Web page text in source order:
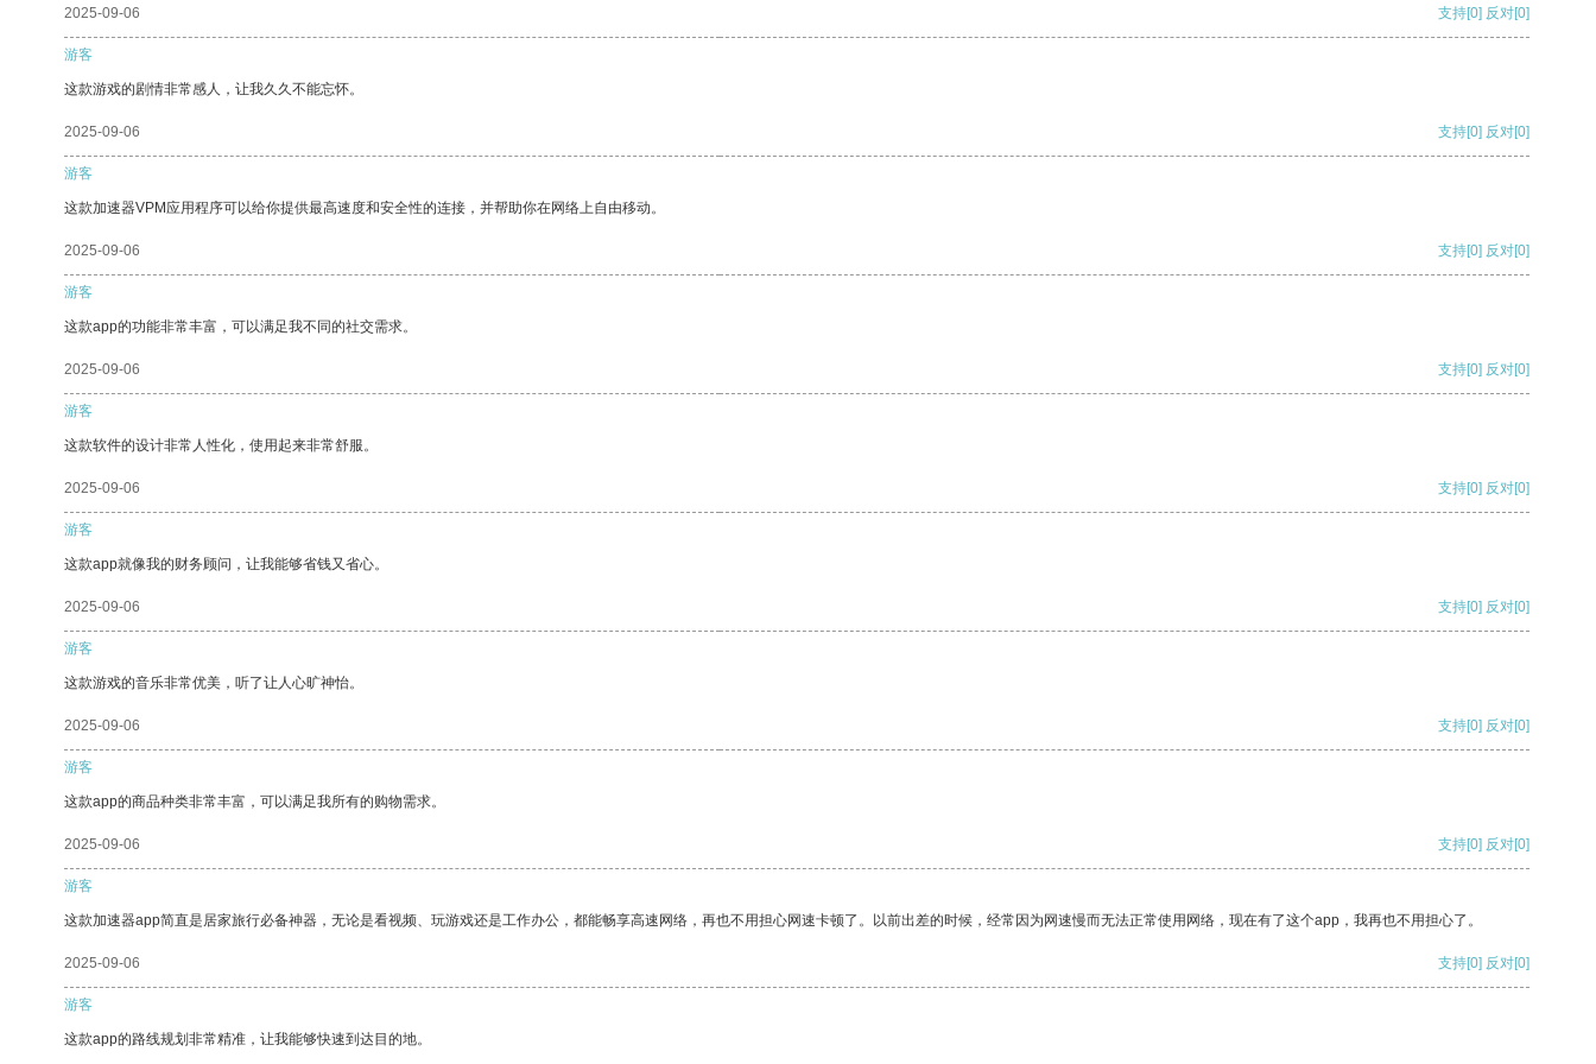
2025-09-06 支持[0] 反对[0]
游客
这款游戏的剧情非常感人，让我久久不能忘怀。
2025-09-06 支持[0] 反对[0]
游客
这款加速器VPM应用程序可以给你提供最高速度和安全性的连接，并帮助你在网络上自由移动。
2025-09-06 支持[0] 反对[0]
游客
这款app的功能非常丰富，可以满足我不同的社交需求。
2025-09-06 支持[0] 反对[0]
游客
这款软件的设计非常人性化，使用起来非常舒服。
2025-09-06 支持[0] 反对[0]
游客
这款app就像我的财务顾问，让我能够省钱又省心。
2025-09-06 支持[0] 反对[0]
游客
这款游戏的音乐非常优美，听了让人心旷神怡。
2025-09-06 支持[0] 反对[0]
游客
这款app的商品种类非常丰富，可以满足我所有的购物需求。
2025-09-06 支持[0] 反对[0]
游客
这款加速器app简直是居家旅行必备神器，无论是看视频、玩游戏还是工作办公，都能畅享高速网络，再也不用担心网速卡顿了。以前出差的时候，经常因为网速慢而无法正常使用网络，现在有了这个app，我再也不用担心了。
2025-09-06 支持[0] 反对[0]
游客
这款app的路线规划非常精准，让我能够快速到达目的地。